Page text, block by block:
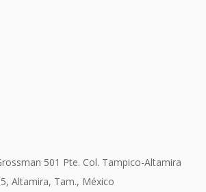
501 Pte. Col. Tampico-Altamira
Altamira, Tam., México